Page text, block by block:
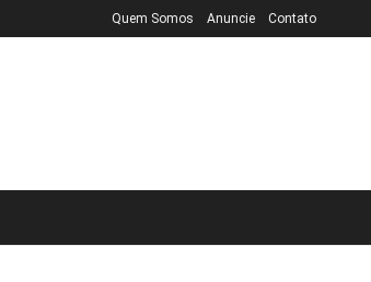
Quem Somos Anuncie Contato